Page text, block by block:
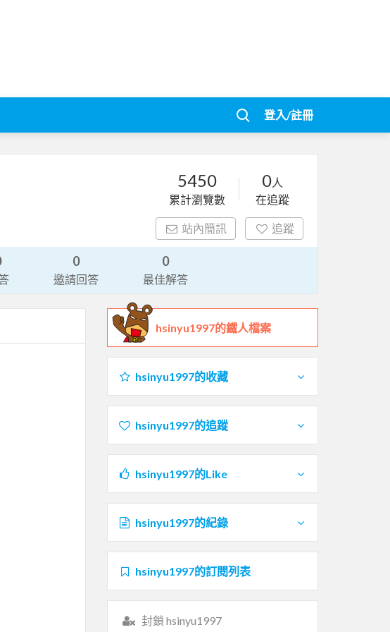
登入/註冊
5450
累計瀏覽數
0人
在追蹤
站內簡訊 追蹤
0
邀請回答
0
最佳解答
hsinyu1997的鐵人檔案
hsinyu1997的收藏
hsinyu1997的追蹤
hsinyu1997的Like
hsinyu1997的紀錄
hsinyu1997的訂閱列表
封鎖 hsinyu1997